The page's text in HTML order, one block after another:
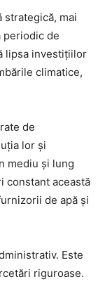
strategică, mai
periodic de
lipsa investițiilor
climatice,
de
lor și
mediu și lung
constant această
de apă și
Este
riguroase.